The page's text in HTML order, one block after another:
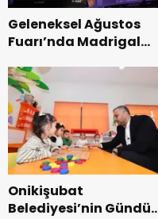
Geleneksel Ağustos
Fuarı’nda Madrigal
Onikişubat
Belediyesi’nin Gündüz